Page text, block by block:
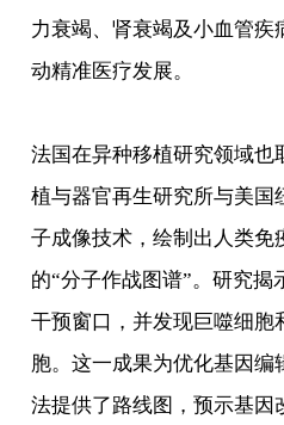
力衰竭、肾衰竭及小血管疾
动精准医疗发展。
法国在异种移植研究领域也
植与器官再生研究所与美国
子成像技术，绘制出人类免
的“分子作战图谱”。研究
干预窗口，并发现巨噬细胞
胞。这一成果为优化基因编
法提供了路线图，预示基因